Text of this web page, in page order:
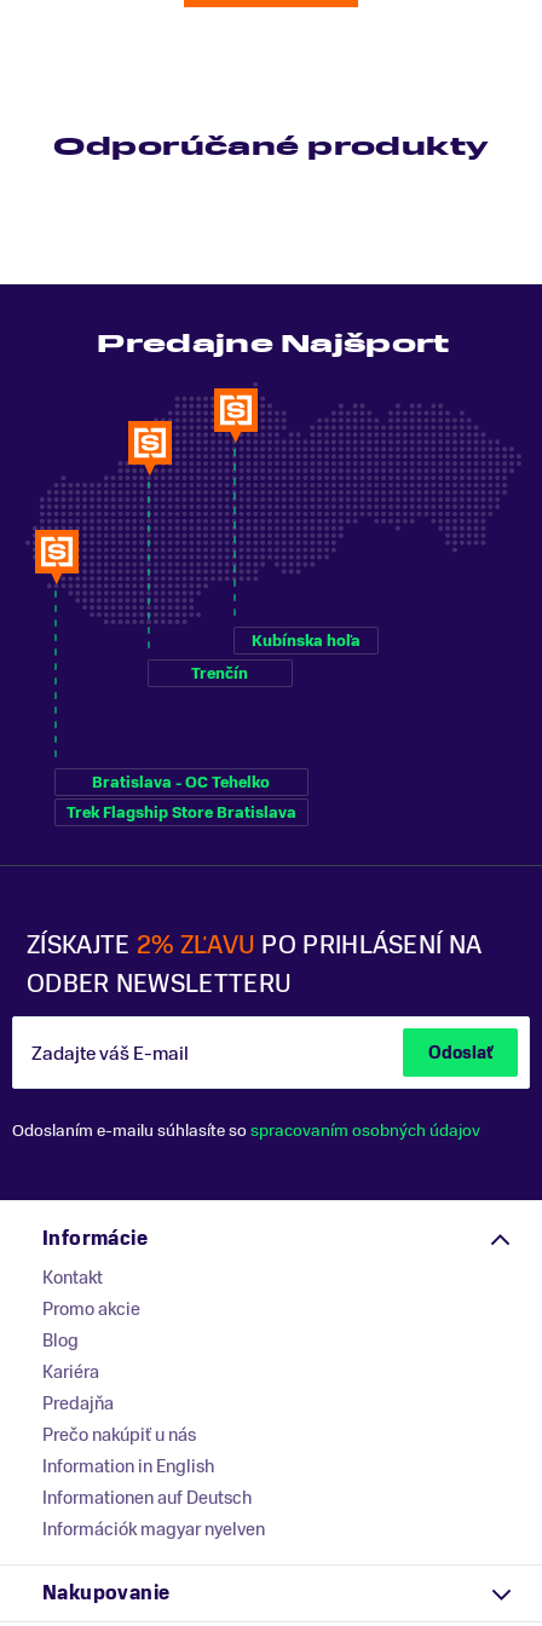
Odporúčané produkty
ZÍSKAJTE 2% ZĽAVU PO PRIHLÁSENÍ NA
ODBER NEWSLETTERU
Zadajte váš E-mail Odoslať
Odoslaním e-mailu súhlasíte sospracovaním osobných údajov
Predajne Najšport
Bratislava - OC Tehelko
Trek Flagship Store Bratislava
Trenčín
Kubínska hoľa
Informácie
Kontakt
Promo akcie
Blog
Kariéra
Predajňa
Prečo nakúpiť u nás
Information in English
Informationen auf Deutsch
Információk magyar nyelven
Nakupovanie